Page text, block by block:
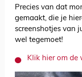
Precies van dat
gemaakt, die je
screenshotjes van
wel tegemoet!
Klik hier om de